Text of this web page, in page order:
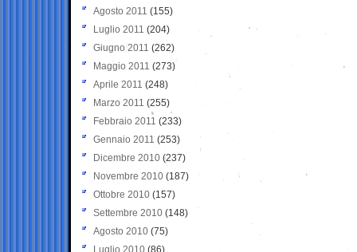
Agosto 2011 (155)
Luglio 2011 (204)
Giugno 2011 (262)
Maggio 2011 (273)
Aprile 2011 (248)
Marzo 2011 (255)
Febbraio 2011 (233)
Gennaio 2011 (253)
Dicembre 2010 (237)
Novembre 2010 (187)
Ottobre 2010 (157)
Settembre 2010 (148)
Agosto 2010 (75)
Luglio 2010 (86)